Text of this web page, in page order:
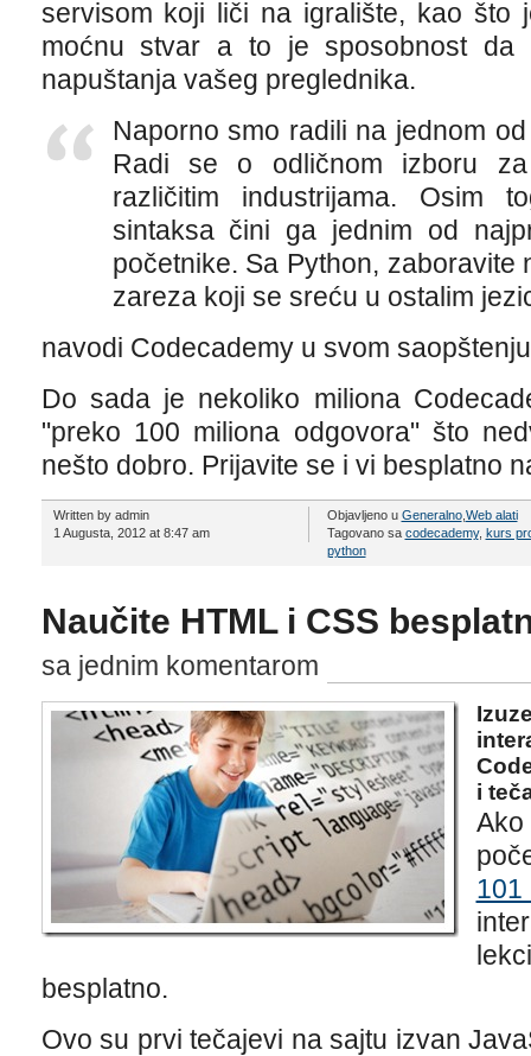
servisom koji liči na igralište, kao što
moćnu stvar a to je sposobnost
napuštanja vašeg preglednika.
Naporno smo radili na jednom
Radi se o odličnom izboru
različitim industrijama. Osim
sintaksa čini ga jednim od
početnike. Sa Python,
zareza koji se sreću u ostalim
navodi Codecademy u svom
Do sada je nekoliko miliona
"preko 100 miliona odgovora" što
nešto dobro. Prijavite se i vi besplatno
Written by admin
1 Augusta, 2012 at 8:47 am
Objavljeno u Generalno, Web alati
Tagovano sa codecademy, kurs
python
Naučite HTML i CSS
sa jednim komentarom
i
Ako
besplatno.
Ovo su prvi tečajevi na sajtu izvan